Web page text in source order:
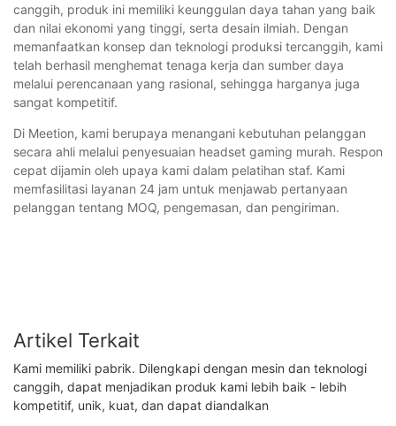
canggih, produk ini memiliki keunggulan daya tahan yang baik
dan nilai ekonomi yang tinggi, serta desain ilmiah. Dengan
memanfaatkan konsep dan teknologi produksi tercanggih, kami
telah berhasil menghemat tenaga kerja dan sumber daya
melalui perencanaan yang rasional, sehingga harganya juga
sangat kompetitif.
Di Meetion, kami berupaya menangani kebutuhan pelanggan
secara ahli melalui penyesuaian headset gaming murah. Respon
cepat dijamin oleh upaya kami dalam pelatihan staf. Kami
memfasilitasi layanan 24 jam untuk menjawab pertanyaan
pelanggan tentang MOQ, pengemasan, dan pengiriman.
Artikel Terkait
Kami memiliki pabrik. Dilengkapi dengan mesin dan teknologi
canggih, dapat menjadikan produk kami lebih baik - lebih
kompetitif, unik, kuat, dan dapat diandalkan